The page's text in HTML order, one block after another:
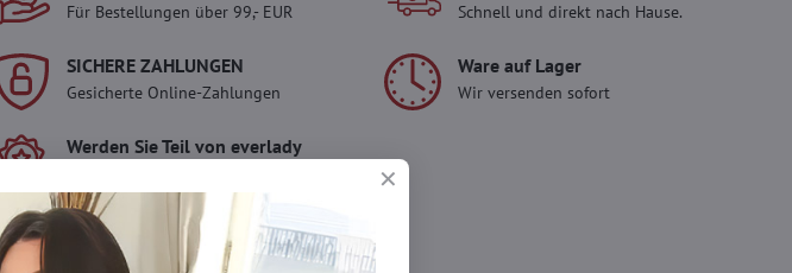
Für Bestellungen über 99,- EUR Schnell und direkt nach Hause.
SICHERE ZAHLUNGEN
Gesicherte Online-Zahlungen
Ware auf Lager
Wir versenden sofort
Werden Sie Teil von everlady
genießen Sie einen
5 %
Mitgliedervorteilbei jedem Einkauf.
Der Vorteil wird automatisch im
Warenkorb angewendet.